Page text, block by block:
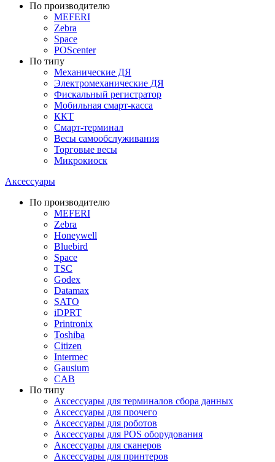
По производителю
MEFERI
Zebra
Space
POScenter
По типу
Механические ДЯ
Электромеханические ДЯ
Фискальный регистратор
Мобильная смарт-касса
ККТ
Смарт-терминал
Весы самообслуживания
Торговые весы
Микрокиоск
Аксессуары
По производителю
MEFERI
Zebra
Honeywell
Bluebird
Space
TSC
Godex
Datamax
SATO
iDPRT
Printronix
Toshiba
Citizen
Intermec
Gausium
CAB
По типу
Аксессуары для терминалов сбора данных
Аксессуары для прочего
Аксессуары для роботов
Аксессуары для POS оборудования
Аксессуары для сканеров
Аксессуары для принтеров